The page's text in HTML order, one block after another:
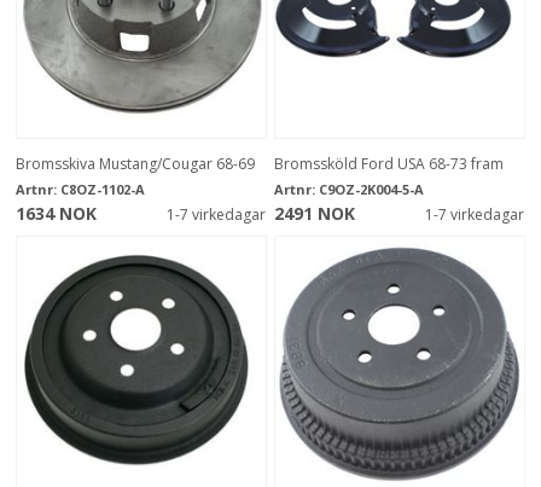
Bromsskiva Mustang/Cougar 68-69
Artnr: C8OZ-1102-A
1634 NOK 1-7 virkedagar
Bromssköld Ford USA 68-73 fram
Artnr: C9OZ-2K004-5-A
2491 NOK 1-7 virkedagar